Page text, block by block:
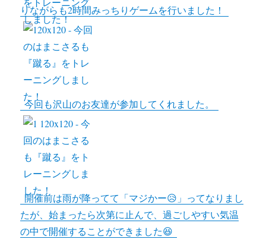
りながらも2時間みっちりゲームを行いました！
今回も沢山のお友達が参加してくれました。
開催前は雨が降ってて「マジかー😥」ってなりまし
たが、始まったら次第に止んで、過ごしやすい気温
の中で開催することができました😆